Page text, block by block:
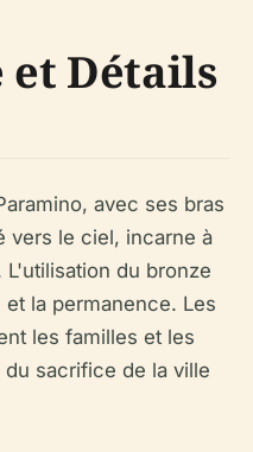
et Détails
avec ses bras
vers le ciel, incarne à
du bronze
la permanence. Les
les familles et les
sacrifice de la ville